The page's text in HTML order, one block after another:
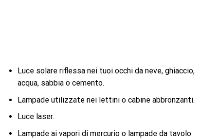
Luce solare riflessa nei tuoi occhi da neve, ghiaccio,
acqua, sabbia o cemento.
Lampade utilizzate nei lettini o cabine abbronzanti.
Luce laser.
Lampade ai vapori di mercurio o lampade da tavolo